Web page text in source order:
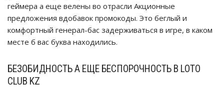
геймера а еще велены во отрасли Акционные
предложения вдобавок промокоды. Это беглый и
комфортный генерал-бас задерживаться в игре, в каком
месте б вас буква находились.
БЕЗОБИДНОСТЬ А ЕЩЕ БЕСПОРОЧНОСТЬ В LOTO
CLUB KZ